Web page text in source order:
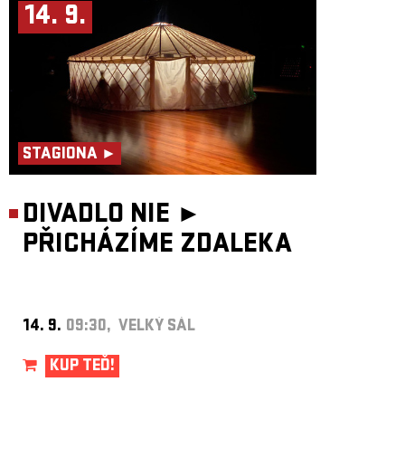
14. 9.
STAGIONA ►
DIVADLO NIE ►
PŘICHÁZÍME ZDALEKA
14. 9. 09:30, VELKÝ SÁL
KUP TEĎ!